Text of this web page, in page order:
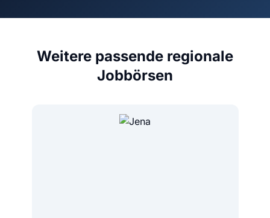
Weitere passende regionale
Jobbörsen